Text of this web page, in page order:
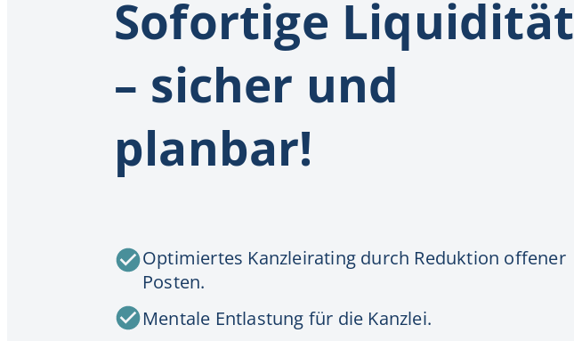
Sofortige Liquidität
– sicher und
planbar!
Optimiertes Kanzleirating durch Reduktion offener
Posten.
Mentale Entlastung für die Kanzlei.